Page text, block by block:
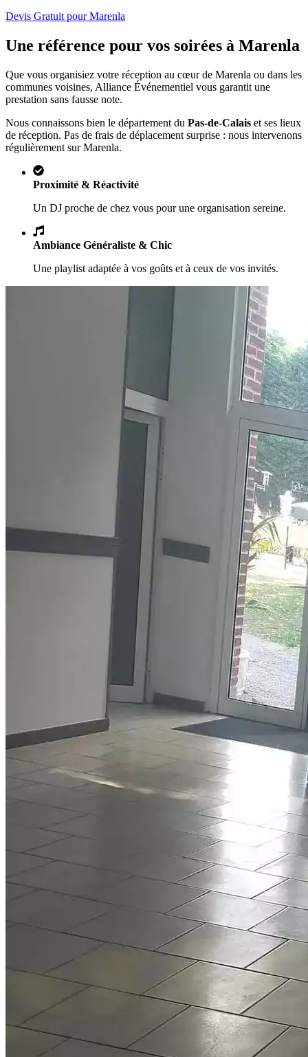
Devis Gratuit pourMarenla
Une référence pour vos soirées à Marenla
Que vous organisiez votre réception au cœur de Marenla ou dans les
communes voisines, Alliance Événementiel vous garantit une
prestation sans fausse note.
Nous connaissons bien le département du Pas-de-Calais et ses lieux
de réception. Pas de frais de déplacement surprise : nous intervenons
régulièrement surMarenla.
Proximité & Réactivité
Un DJ proche de chez vous pour une organisation sereine.
Ambiance Généraliste & Chic
Une playlist adaptée à vos goûts et à ceux de vos invités.